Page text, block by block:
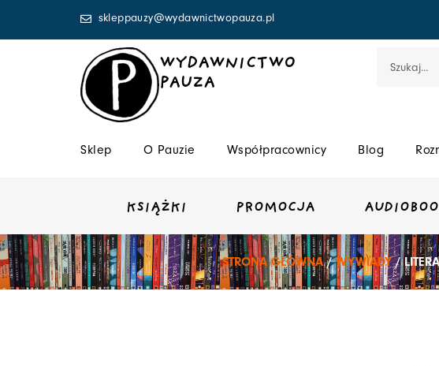
skleppauzy@wydawnictwopauza.pl
WYDAWNICTWO
PAUZA
Sklep O Pauzie Współpracownicy Blog
KSIĄŻKI PROMOCJA
STRONA GŁÓWNA/WYWIADY/